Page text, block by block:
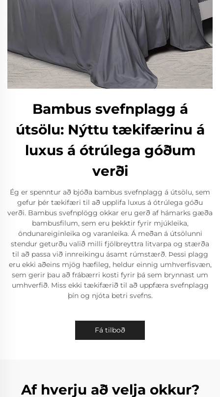
Bambus svefnplagg á
útsölu: Nýttu tækifærinu á
luxus á ótrúlega góðum
verði
Ég er spenntur að bjóða bambus svefnplagg á útsölu, sem
gefur þér tækifæri til að upplifa luxus á ótrúlega góðu
verði. Bambus svefnplögg okkar eru gerð af hámarks gæða
bambusfilum, sem eru þekktir fyrir mjúkleika,
öndunareiginleika og varanleika. Á meðan á útsölunni
stendur geturðu valið milli fjölbreyttra litvarpa og stærða
til að passa við innreikingu ásamt rúmstærð. Þessi plagg
eru ekki aðeins mjög hæfileg, heldur einnig umhverfisvæn,
sem gerir þau að frábærri kosti fyrir þá sem brynnast um
umhverfið. Miss ekki tækifærið til að uppfæra svefnplagg
þín og njóta betri svefns.
Fá tilboð
Af hverju að velja okkur?